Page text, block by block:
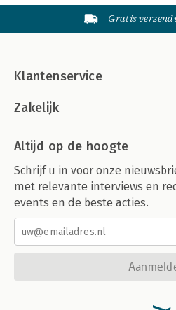
Gratis
Klantenservice
Zakelijk
Altijd op de hoogte
Schrijf u in voor onze
met relevante interviews en
events en de beste acties.